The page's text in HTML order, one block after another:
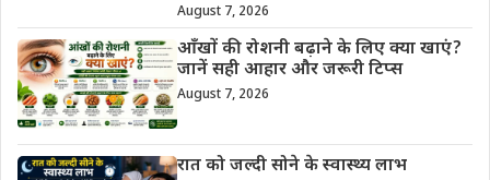
August 7, 2026
आँखों की रोशनी बढ़ाने के लिए क्या खाएं?
जानें सही आहार और जरूरी टिप्स
August 7, 2026
रात को जल्दी सोने के स्वास्थ्य लाभ